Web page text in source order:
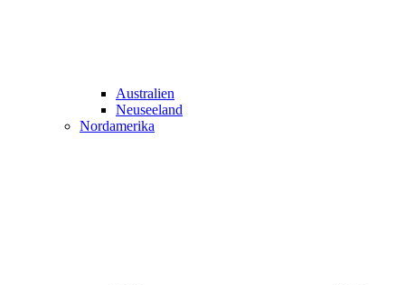
Australien
Neuseeland
Nordamerika